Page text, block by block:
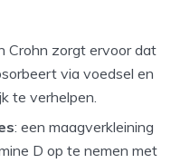
Crohn zorgt ervoor dat
via voedsel en
te verhelpen.
: een maagverkleining
D op te nemen met